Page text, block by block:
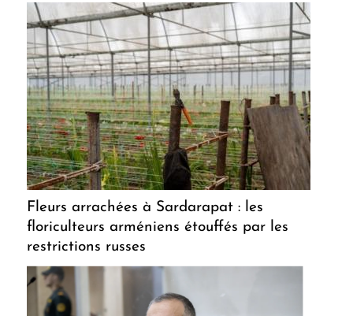
Fleurs arrachées à Sardarapat : les
floriculteurs arméniens étouffés par les
restrictions russes